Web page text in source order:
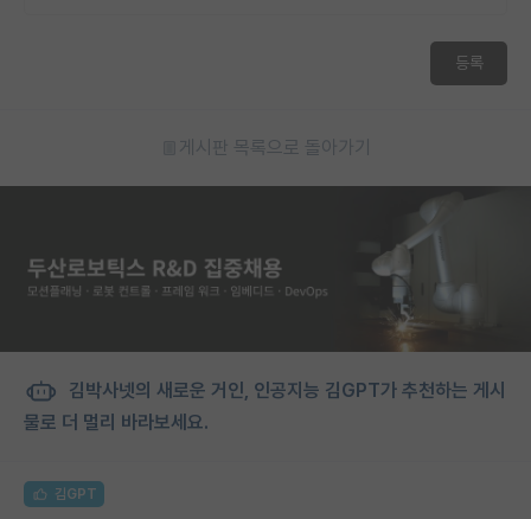
등록
게시판 목록으로 돌아가기
김박사넷의 새로운 거인, 인공지능 김GPT가 추천하는 게시
물로 더 멀리 바라보세요.
김GPT